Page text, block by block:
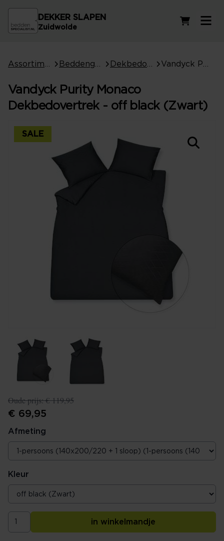
DEKKER SLAPEN
Zuidwolde
Vandyck Purity Monaco
Dekbedovertrek - off black (Zwart)
SALE
Oude prijs:€ 119,95
€ 69,95
Afmeting
Kleur
in winkelmandje